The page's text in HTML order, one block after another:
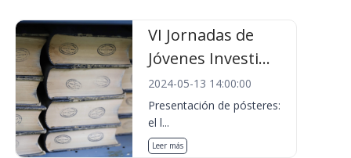
VI Jornadas de
Jóvenes Investi...
2024-05-13 14:00:00
Presentación de pósteres:
el l...
Leer más